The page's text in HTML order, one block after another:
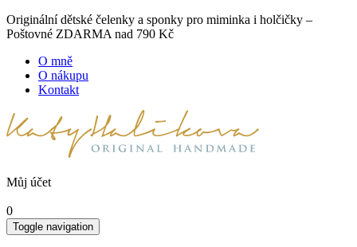
Originální dětské čelenky a sponky pro miminka i holčičky –
Poštovné ZDARMA nad 790 Kč
O mně
O nákupu
Kontakt
Můj účet
0
Toggle navigation